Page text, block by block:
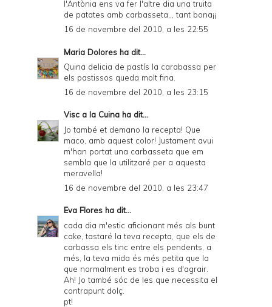
l'Antònia ens va fer l'altre dia una truita
de patates amb carbasseta,,, tant bona¡¡
16 de novembre del 2010, a les 22:55
Maria Dolores ha dit...
Quina delicia de pastís la carabassa per
els pastissos queda molt fina.
16 de novembre del 2010, a les 23:15
Visc a la Cuina ha dit...
Jo també et demano la recepta! Que
maco, amb aquest color! Justament avui
m'han portat una carbasseta que em
sembla que la utilitzaré per a aquesta
meravella!
16 de novembre del 2010, a les 23:47
Eva Flores ha dit...
cada dia m'estic aficionant més als bunt
cake, tastaré la teva recepta, que els de
carbassa els tinc entre els pendents, a
més, la teva mida és més petita que la
que normalment es troba i es d'agrair.
Ah! Jo també sóc de les que necessita el
contrapunt dolç.
pt!